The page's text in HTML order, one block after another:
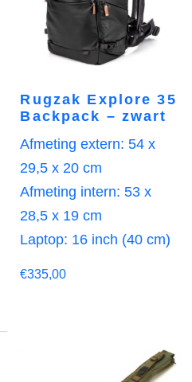
Rugzak Explore 35
Backpack – zwart
Afmeting extern: 54 x
29,5 x 20 cm
Afmeting intern: 53 x
28,5 x 19 cm
Laptop: 16 inch (40 cm)
€335,00